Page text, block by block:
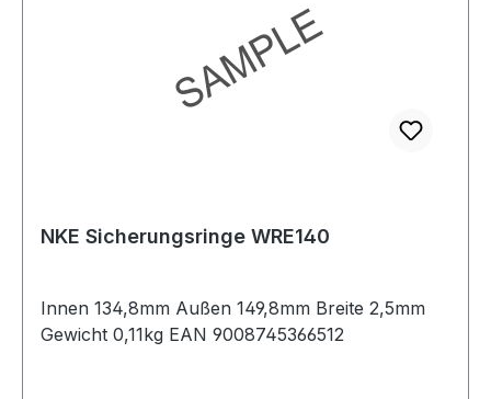
NKE Sicherungsringe WRE140
Innen 134,8mm Außen 149,8mm Breite 2,5mm
Gewicht 0,11kg EAN 9008745366512